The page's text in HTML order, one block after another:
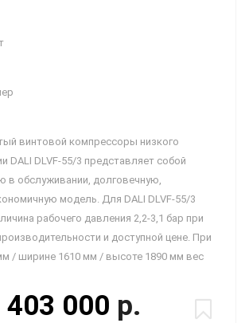
винтовой компрессоры низкого
DALI DLVF-55/3 представляет собой
в обслуживании, долговечную,
модель. Для DALI DLVF-55/3
рабочего давления 2,2-3,1 бар при
и доступной цене. При
/ ширине 1610 мм / высоте 1890 мм вес
403 000 р.